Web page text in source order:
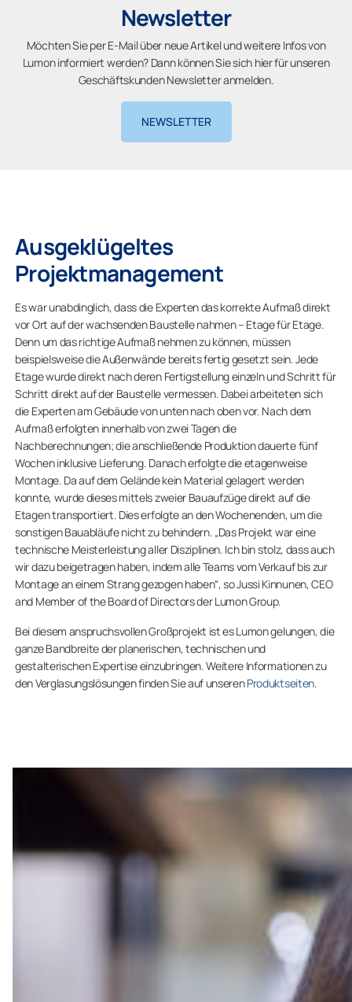
Newsletter
Möchten Sie per E-Mail über neue Artikel und weitere Infos von
Lumon informiert werden? Dann können Sie sich hier für unseren
Geschäftskunden Newsletter anmelden.
NEWSLETTER
Ausgeklügeltes
Projektmanagement
Es war unabdinglich, dass die Experten das korrekte Aufmaß direkt
vor Ort auf der wachsenden Baustelle nahmen – Etage für Etage.
Denn um das richtige Aufmaß nehmen zu können, müssen
beispielsweise die Außenwände bereits fertig gesetzt sein. Jede
Etage wurde direkt nach deren Fertigstellung einzeln und Schritt für
Schritt direkt auf der Baustelle vermessen. Dabei arbeiteten sich
die Experten am Gebäude von unten nach oben vor. Nach dem
Aufmaß erfolgten innerhalb von zwei Tagen die
Nachberechnungen; die anschließende Produktion dauerte fünf
Wochen inklusive Lieferung. Danach erfolgte die etagenweise
Montage. Da auf dem Gelände kein Material gelagert werden
konnte, wurde dieses mittels zweier Bauaufzüge direkt auf die
Etagen transportiert. Dies erfolgte an den Wochenenden, um die
sonstigen Bauabläufe nicht zu behindern. „Das Projekt war eine
technische Meisterleistung aller Disziplinen. Ich bin stolz, dass auch
wir dazu beigetragen haben, indem alle Teams vom Verkauf bis zur
Montage an einem Strang gezogen haben“, so Jussi Kinnunen, CEO
and Member of the Board of Directors der Lumon Group.
Bei diesem anspruchsvollen Großprojekt ist es Lumon gelungen, die
ganze Bandbreite der planerischen, technischen und
gestalterischen Expertise einzubringen. Weitere Informationen zu
den Verglasungslösungen finden Sie auf unserenProduktseiten.